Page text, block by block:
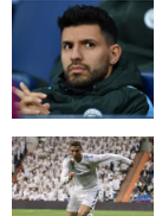
3
minutes,
seconds